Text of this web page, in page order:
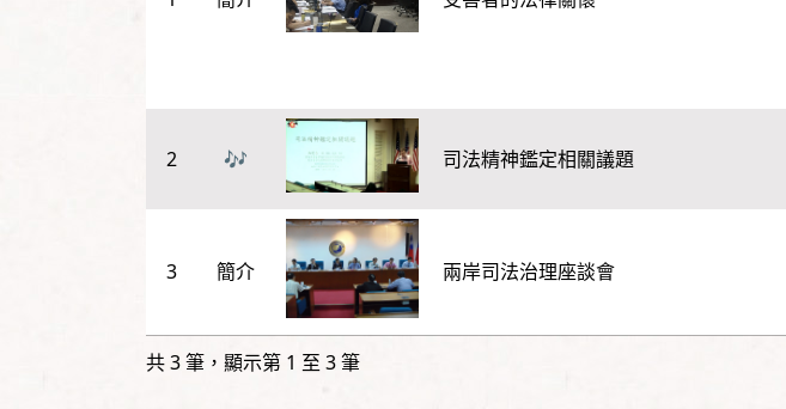
2 司法精神鑑定相關議題
3 兩岸司法治理座談會
共 3 筆，顯示第 1 至 3 筆